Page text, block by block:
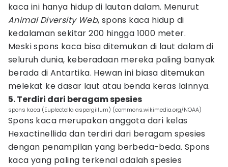
kaca ini hanya hidup di lautan dalam. Menurut
Animal Diversity Web, spons kaca hidup di
kedalaman sekitar 200 hingga 1000 meter.
Meski spons kaca bisa ditemukan di laut dalam di
seluruh dunia, keberadaan mereka paling banyak
berada di Antartika. Hewan ini biasa ditemukan
melekat ke dasar laut atau benda keras lainnya.
5. Terdiri dari beragam spesies
spons kaca (Euplectella aspergillum) (commons.wikimedia.org/NOAA)
Spons kaca merupakan anggota dari kelas
Hexactinellida dan terdiri dari beragam spesies
dengan penampilan yang berbeda-beda. Spons
kaca yang paling terkenal adalah spesies